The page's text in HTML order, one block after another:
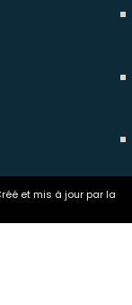
et mis à jour par la